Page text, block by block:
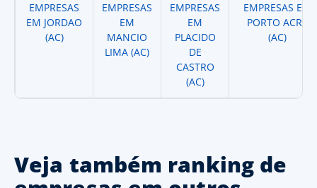
EMPRESAS
EM JORDAO
(AC)
EMPRESAS
EM
MANCIO
LIMA (AC)
EMPRESAS
EM
PLACIDO
DE
CASTRO
(AC)
EMPRESAS EM
PORTO ACRE
(AC)
Veja também ranking de